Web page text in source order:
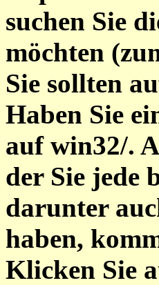
suchen Sie
möchten
Sie sollten
Haben Sie
auf win32/.
der Sie jede
darunter
haben,
Klicken Sie